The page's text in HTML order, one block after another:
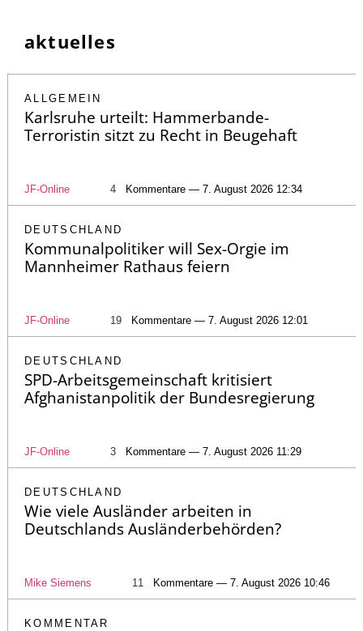
aktuelles
ALLGEMEIN
Karlsruhe urteilt: Hammerbande-
Terroristin sitzt zu Recht in Beugehaft
JF-Online 4 Kommentare — 7. August 2026 12:34
DEUTSCHLAND
Kommunalpolitiker will Sex-Orgie im
Mannheimer Rathaus feiern
JF-Online 19 Kommentare — 7. August 2026 12:01
DEUTSCHLAND
SPD-Arbeitsgemeinschaft kritisiert
Afghanistanpolitik der Bundesregierung
JF-Online 3 Kommentare — 7. August 2026 11:29
DEUTSCHLAND
Wie viele Ausländer arbeiten in
Deutschlands Ausländerbehörden?
Mike Siemens 11 Kommentare — 7. August 2026 10:46
KOMMENTAR